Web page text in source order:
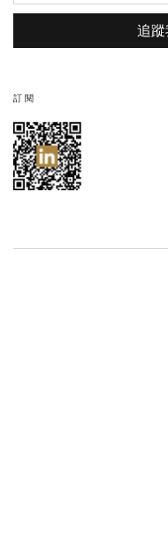
追蹤
訂閱